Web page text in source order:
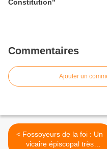
Constitution"
Commentaires
Ajouter un
< Fossoyeurs de la foi : Un
vicaire épiscopal très